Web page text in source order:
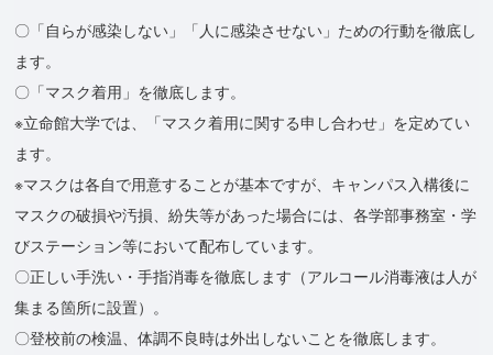
〇「自らが感染しない」「人に感染させない」ための行動を徹底し
ます。
〇「マスク着用」を徹底します。
※立命館大学では、「マスク着用に関する申し合わせ」を定めてい
ます。
※マスクは各自で用意することが基本ですが、キャンパス入構後に
マスクの破損や汚損、紛失等があった場合には、各学部事務室・学
びステーション等において配布しています。
〇正しい手洗い・手指消毒を徹底します（アルコール消毒液は人が
集まる箇所に設置）。
〇登校前の検温、体調不良時は外出しないことを徹底します。